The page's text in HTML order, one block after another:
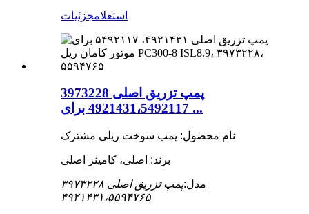
استعلامجزئیات
پمپ تزریق اصلی 3973228
4921431،5492117 برای ...
نام محصول: پمپ سوخت ریلی مشترک
برند: اصلی، کامینز اصلی
مدل:
پمپ تزریق اصلی ۳۹۷۳۲۲۸
۴۹۲۱۴۳۱،۵۵۹۴۷۶۵